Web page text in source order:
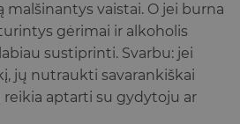
vaistai. O jei burna
gėrimai ir alkoholis
sustiprinti. Svarbu: jei
jų nutraukti savarankiškai
aptarti su gydytoju ar